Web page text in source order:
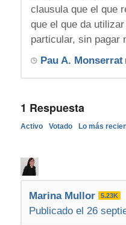
clausula que el que
que el que da
particular, sin pagar
Pau A. Monserrat
1 Respuesta
Activo Votado Lo más
Marina Mullor 5.23K
Publicado el 26